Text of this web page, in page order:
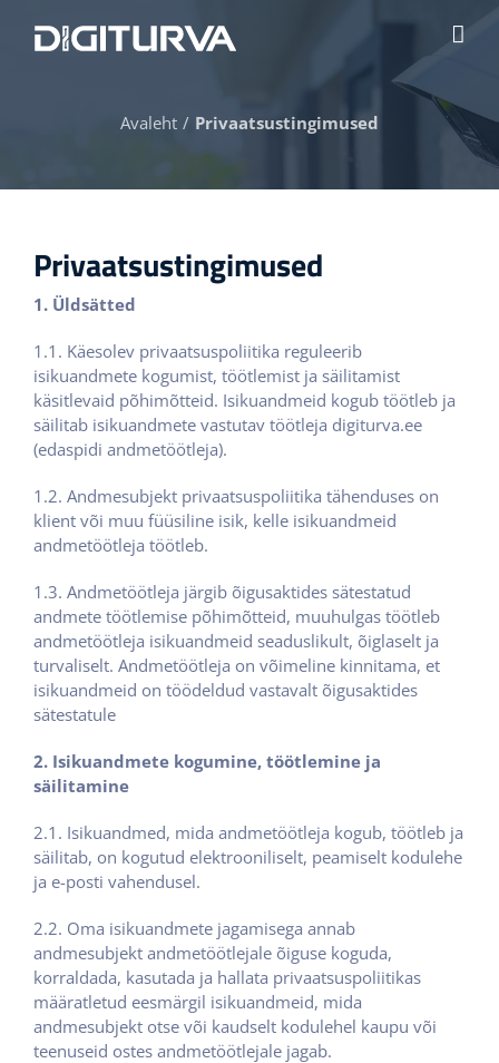
Avaleht Privaatsustingimused
Privaatsustingimused
1. Üldsätted
1.1. Käesolev privaatsuspoliitika reguleerib
isikuandmete kogumist, töötlemist ja säilitamist
käsitlevaid põhimõtteid. Isikuandmeid kogub töötleb ja
säilitab isikuandmete vastutav töötleja digiturva.ee
(edaspidi andmetöötleja).
1.2. Andmesubjekt privaatsuspoliitika tähenduses on
klient või muu füüsiline isik, kelle isikuandmeid
andmetöötleja töötleb.
1.3. Andmetöötleja järgib õigusaktides sätestatud
andmete töötlemise põhimõtteid, muuhulgas töötleb
andmetöötleja isikuandmeid seaduslikult, õiglaselt ja
turvaliselt. Andmetöötleja on võimeline kinnitama, et
isikuandmeid on töödeldud vastavalt õigusaktides
sätestatule
2. Isikuandmete kogumine, töötlemine ja
säilitamine
2.1. Isikuandmed, mida andmetöötleja kogub, töötleb ja
säilitab, on kogutud elektrooniliselt, peamiselt kodulehe
ja e-posti vahendusel.
2.2. Oma isikuandmete jagamisega annab
andmesubjekt andmetöötlejale õiguse koguda,
korraldada, kasutada ja hallata privaatsuspoliitikas
määratletud eesmärgil isikuandmeid, mida
andmesubjekt otse või kaudselt kodulehel kaupu või
teenuseid ostes andmetöötlejale jagab.